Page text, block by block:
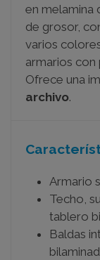
en melamina
de grosor,
varios
armarios con
Ofrece una
archivo.
Armario
Techo,
tablero
Baldas